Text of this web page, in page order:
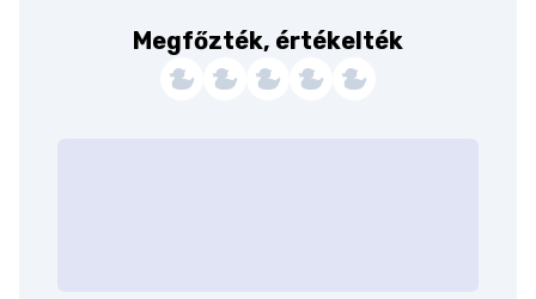
Megfőzték, értékelték